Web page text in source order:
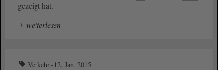
gezeigt hat.
weiterlesen
Verkehr 12. Jan. 2015